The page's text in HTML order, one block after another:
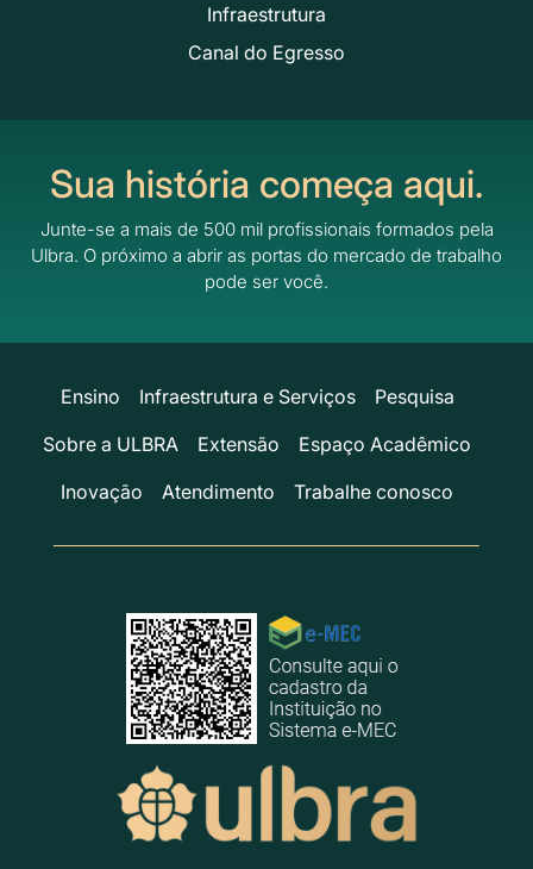
Infraestrutura
Canal do Egresso
Sua história começa aqui.
Junte-se a mais de 500 mil profissionais formados pela
Ulbra. O próximo a abrir as portas do mercado de trabalho
pode ser você.
Ensino Infraestrutura e Serviços
Pesquisa
Sobre a ULBRA
Extensão
Espaço Acadêmico
Inovação
Atendimento Trabalhe conosco